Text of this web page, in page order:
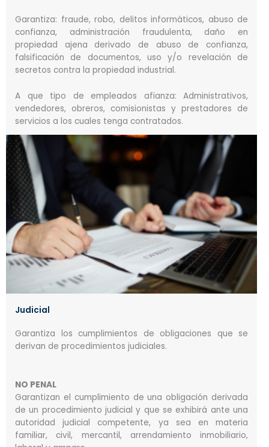
Garantiza: fraude, robo, delitos informáticos, abuso de
confianza, administración fraudulenta, daño en
propiedad ajena derivado de abuso de confianza,
falsificación de documentos, uso y/o revelación de
secretos contra la propiedad industrial.
A que tipo de empleados afianza: Administrativos,
vendedores, obreros, comisionistas y prestadores de
servicios a los cuales tenga contratados.
Judicial
Garantiza los cumplimientos de obligaciones que se
derivan de procedimientos judiciales.
NO PENAL
Garantizan el cumplimiento de una obligación derivada
de un procedimiento judicial y que se exhibirá ante una
autoridad judicial competente, ya sea en materia
familiar, civil, mercantil, arrendamiento inmobiliario,